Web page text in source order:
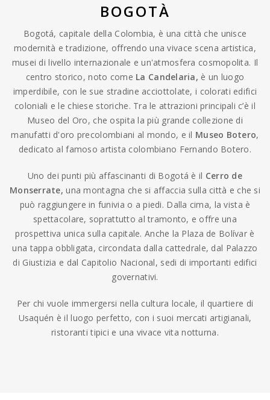
BOGOTÀ
Bogotá, capitale della Colombia, è una città che unisce
modernità e tradizione, offrendo una vivace scena artistica,
musei di livello internazionale e un'atmosfera cosmopolita. Il
centro storico, noto come La Candelaria, è un luogo
imperdibile, con le sue stradine acciottolate, i colorati edifici
coloniali e le chiese storiche. Tra le attrazioni principali c’è il
Museo del Oro, che ospita la più grande collezione di
manufatti d'oro precolombiani al mondo, e il Museo Botero,
dedicato al famoso artista colombiano Fernando Botero.
Uno dei punti più affascinanti di Bogotá è il Cerro de
Monserrate, una montagna che si affaccia sulla città e che si
può raggiungere in funivia o a piedi. Dalla cima, la vista è
spettacolare, soprattutto al tramonto, e offre una
prospettiva unica sulla capitale. Anche la Plaza de Bolívar è
una tappa obbligata, circondata dalla cattedrale, dal Palazzo
di Giustizia e dal Capitolio Nacional, sedi di importanti edifici
governativi.
Per chi vuole immergersi nella cultura locale, il quartiere di
Usaquén è il luogo perfetto, con i suoi mercati artigianali,
ristoranti tipici e una vivace vita notturna.